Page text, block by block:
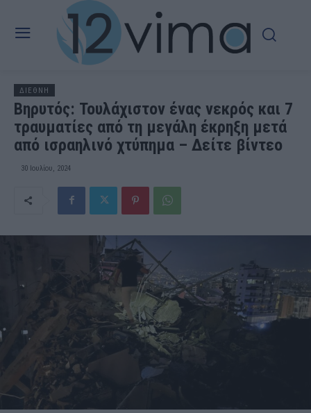
ΔΙΕΘΝΗ
Βηρυτός: Τουλάχιστον ένας νεκρός και 7
τραυματίες από τη μεγάλη έκρηξη μετά
από ισραηλινό χτύπημα – Δείτε βίντεο
30 Ιουλίου, 2024